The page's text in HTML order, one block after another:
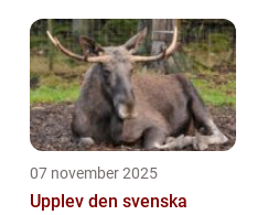
07 november 2025
Upplev den svenska